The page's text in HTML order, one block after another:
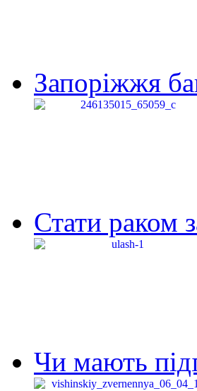
Запоріжжя
Стати раком
Чи мають